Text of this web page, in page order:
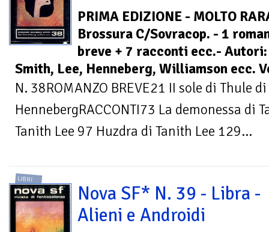
PRIMA EDIZIONE - MOLTO
Brossura C/Sovracop. - 1
breve + 7 racconti ecc.-
Smith, Lee, Henneberg, Williamson ecc.
N. 38ROMANZO BREVE21 II sole di Thule
HennebergRACCONTI73 La demonessa di
Tanith Lee 97 Huzdra di Tanith Lee 129...
LIBRI
Nova SF* N. 39 - Libra -
Alieni e Androidi